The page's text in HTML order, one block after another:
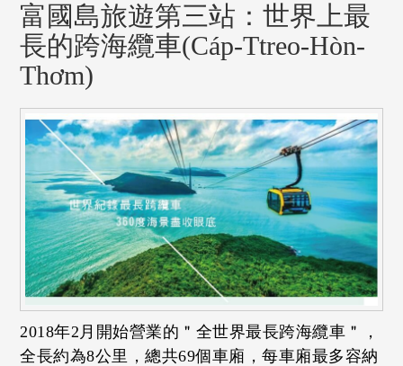
富國島旅遊第三站：世界上最
長的跨海纜車(Cáp-Ttreo-Hòn-
Thơm)
2018年2月開始營業的＂全世界最長跨海纜車＂，
全長約為8公里，總共69個車廂，每車廂最多容納